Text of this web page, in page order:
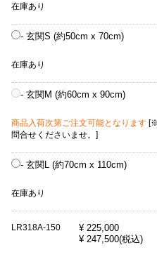
在庫あり
- 玄関S (約50cm x 70cm)
在庫あり
- 玄関M (約60cm x 90cm)
商品入荷次第ご注文可能となります
問合せくださいませ。]
- 玄関L (約70cm x 110cm)
在庫あり
LR318A-150 ¥ 225,000
¥ 247,500(税込)